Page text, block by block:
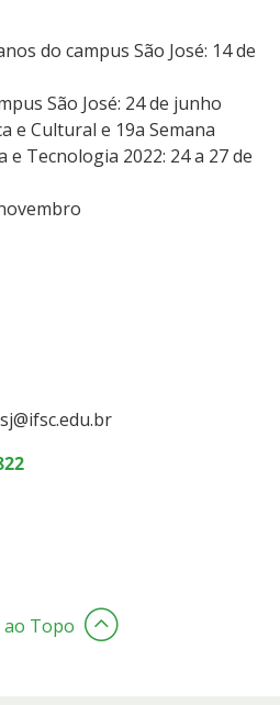
do campus São José: 14 de
São José: 24 de junho
e Cultural e 19a Semana
e Tecnologia 2022: 24 a 27 de
Topo